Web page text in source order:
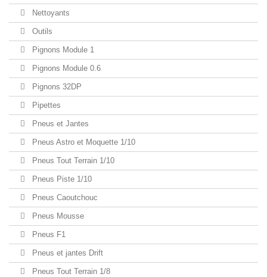
Nettoyants
Outils
Pignons Module 1
Pignons Module 0.6
Pignons 32DP
Pipettes
Pneus et Jantes
Pneus Astro et Moquette 1/10
Pneus Tout Terrain 1/10
Pneus Piste 1/10
Pneus Caoutchouc
Pneus Mousse
Pneus F1
Pneus et jantes Drift
Pneus Tout Terrain 1/8